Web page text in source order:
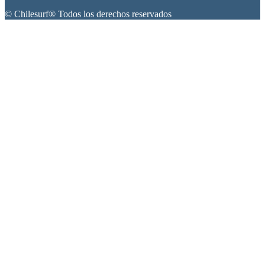
© Chilesurf® Todos los derechos reservados